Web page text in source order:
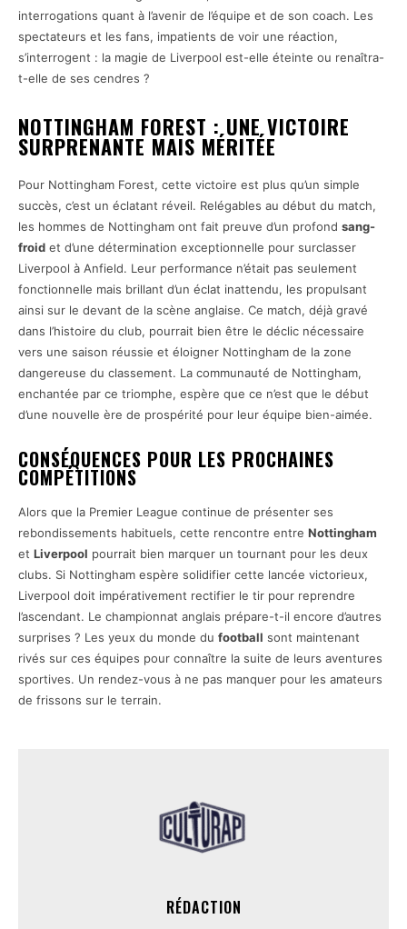
interrogations quant à l’avenir de l’équipe et de son coach. Les
spectateurs et les fans, impatients de voir une réaction,
s’interrogent : la magie de Liverpool est-elle éteinte ou renaîtra-
t-elle de ses cendres ?
NOTTINGHAM FOREST : UNE VICTOIRE
SURPRENANTE MAIS MÉRITÉE
Pour Nottingham Forest, cette victoire est plus qu’un simple
succès, c’est un éclatant réveil. Relégables au début du match,
les hommes de Nottingham ont fait preuve d’un profond sang-
froid et d’une détermination exceptionnelle pour surclasser
Liverpool à Anfield. Leur performance n’était pas seulement
fonctionnelle mais brillant d’un éclat inattendu, les propulsant
ainsi sur le devant de la scène anglaise. Ce match, déjà gravé
dans l’histoire du club, pourrait bien être le déclic nécessaire
vers une saison réussie et éloigner Nottingham de la zone
dangereuse du classement. La communauté de Nottingham,
enchantée par ce triomphe, espère que ce n’est que le début
d’une nouvelle ère de prospérité pour leur équipe bien-aimée.
CONSÉQUENCES POUR LES PROCHAINES
COMPÉTITIONS
Alors que la Premier League continue de présenter ses
rebondissements habituels, cette rencontre entre Nottingham
et Liverpool pourrait bien marquer un tournant pour les deux
clubs. Si Nottingham espère solidifier cette lancée victorieux,
Liverpool doit impérativement rectifier le tir pour reprendre
l’ascendant. Le championnat anglais prépare-t-il encore d’autres
surprises ? Les yeux du monde du football sont maintenant
rivés sur ces équipes pour connaître la suite de leurs aventures
sportives. Un rendez-vous à ne pas manquer pour les amateurs
de frissons sur le terrain.
RÉDACTION